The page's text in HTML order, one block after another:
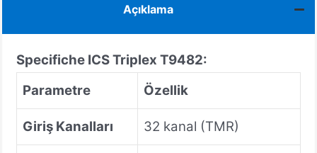
Açıklama
Specifiche ICS Triplex T9482:
Parametre
Özellik
Giriş Kanalları 32 kanal (TMR)